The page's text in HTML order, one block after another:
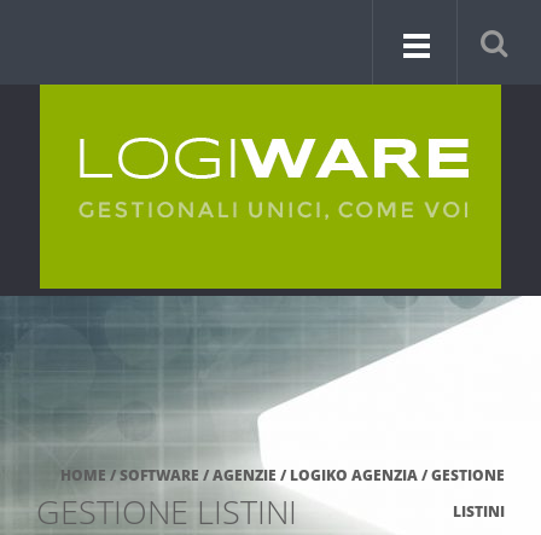
HOME /SOFTWARE /AGENZIE / LOGIKO AGENZIA/GESTIONE
LISTINI
GESTIONE LISTINI